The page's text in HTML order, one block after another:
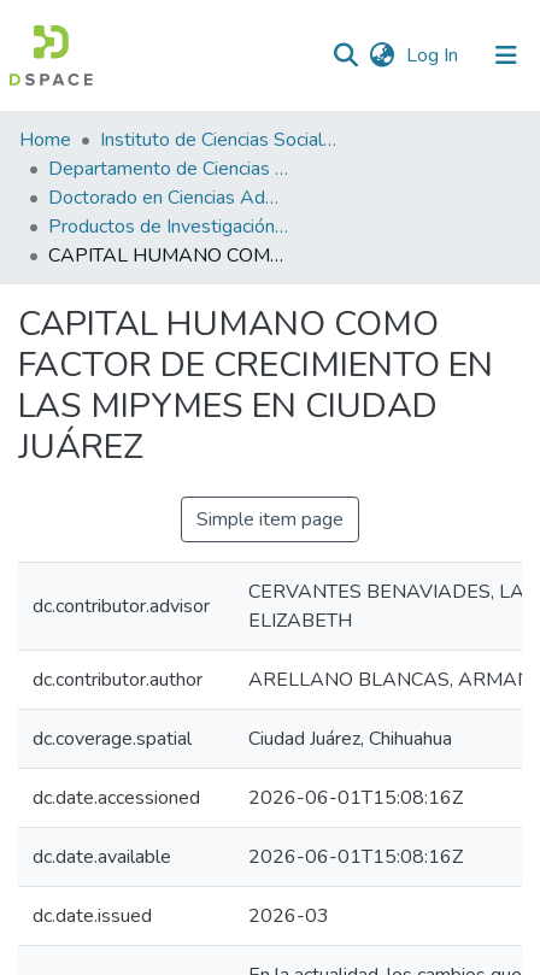
Log In (current)
Statistics
Home
Instituto de Ciencias Sociales y Administración
Departamento de Ciencias Administrativas
Doctorado en Ciencias Administrativas
Productos de Investigación ICSA-DCA
CAPITAL HUMANO COMO FACTOR DE CRECIMIENTO EN LAS MIPYMES EN CIUDAD JUÁREZ
CAPITAL HUMANO COMO
FACTOR DE CRECIMIENTO EN
LAS MIPYMES EN CIUDAD
JUÁREZ
Simple item page
dc.contributor.advisor
CERVANTES BENAVIADES,
ELIZABETH
dc.contributor.author ARELLANO BLANCAS,
dc.coverage.spatial Ciudad Juárez, Chihuahua
dc.date.accessioned 2026-06-01T15:08:16Z
dc.date.available 2026-06-01T15:08:16Z
dc.date.issued 2026-03